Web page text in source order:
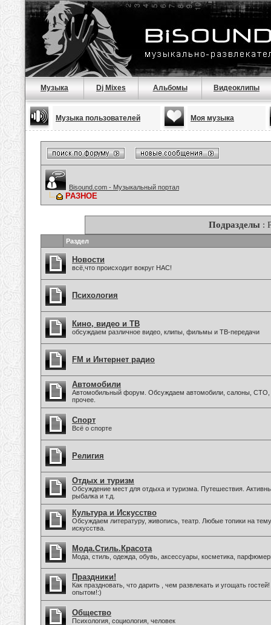
Музыка Dj Mixes Альбомы Видеоклипы
Музыка пользователей Моя музыка
Bisound.com - Музыкальный портал
РАЗНОЕ
Подразделы :
Раздел
Новости
всё,что происходит вокруг НАС!
Психология
Кино, видео и ТВ
обсуждаем различное видео, клипы, фильмы и ТВ-передачи
FM и Интернет радио
Автомобили
Автомобильный форум. Обсуждаем автомобили, салоны, СТО,
прочее.
Спорт
Всё о спорте
Религия
Отдых и туризм
Обсуждение мест для отдыха и туризма. Путешествия.
рыбалка и т.д.
Культура и Искусство
Обсуждаем литературу, живопись, театр. Любые топики на
искусства.
Мода.Стиль.Красота
Мода, стиль, одежда, обувь, аксессуары, косметика,
Праздники!
Как праздновать, что дарить , чем развлекать и угощать
опытом!:)
Общество
Психология, социология, человек